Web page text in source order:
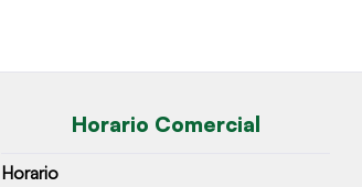
Horario Comercial
Horario